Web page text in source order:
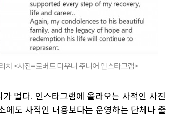
치 <사진=로버트 다우니 주니어 인스타그램>
멀다. 인스타그램에 올라오는 사적인 사진
에도 사적인 내용보다는 운영하는 단체나 출